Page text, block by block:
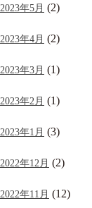
2023年5月 (2)
2023年4月 (2)
2023年3月 (1)
2023年2月 (1)
2023年1月 (3)
2022年12月 (2)
2022年11月 (12)